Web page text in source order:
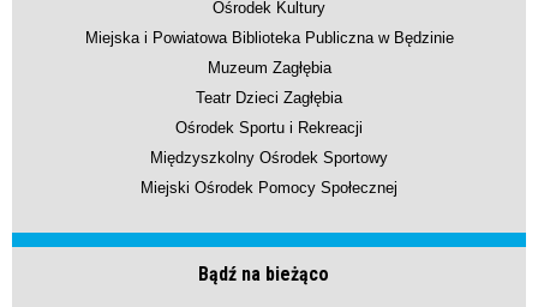
Ośrodek Kultury
Miejska i Powiatowa Biblioteka Publiczna w Będzinie
Muzeum Zagłębia
Teatr Dzieci Zagłębia
Ośrodek Sportu i Rekreacji
Międzyszkolny Ośrodek Sportowy
Miejski Ośrodek Pomocy Społecznej
Bądź na bieżąco